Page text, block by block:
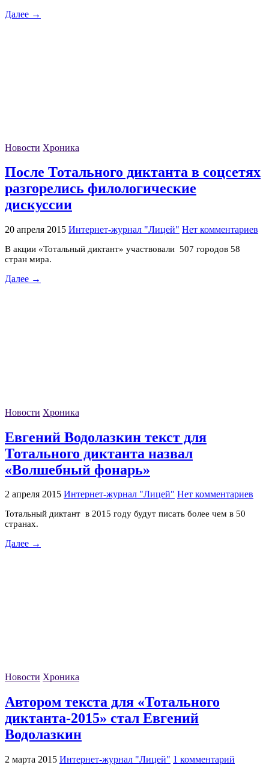
Далее →
Новости Хроника
После Тотального диктанта в соцсетях
разгорелись филологические
дискуссии
20 апреля 2015 Интернет-журнал "Лицей" Нет комментариев
В акции «Тотальный диктант» участвовали 507 городов 58
стран мира.
Далее →
Новости Хроника
Евгений Водолазкин текст для
Тотального диктанта назвал
«Волшебный фонарь»
2 апреля 2015 Интернет-журнал "Лицей" Нет комментариев
Тотальный диктант в 2015 году будут писать более чем в 50
странах.
Далее →
Новости Хроника
Автором текста для «Тотального
диктанта-2015» стал Евгений
Водолазкин
2 марта 2015 Интернет-журнал "Лицей" 1 комментарий